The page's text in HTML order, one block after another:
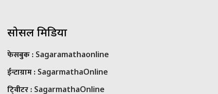
सोसल मिडिया
फेसबुक : Sagaramathaonline
ईन्टाग्राम : SagarmathaOnline
टि्वीटर : SagarmathaOnline